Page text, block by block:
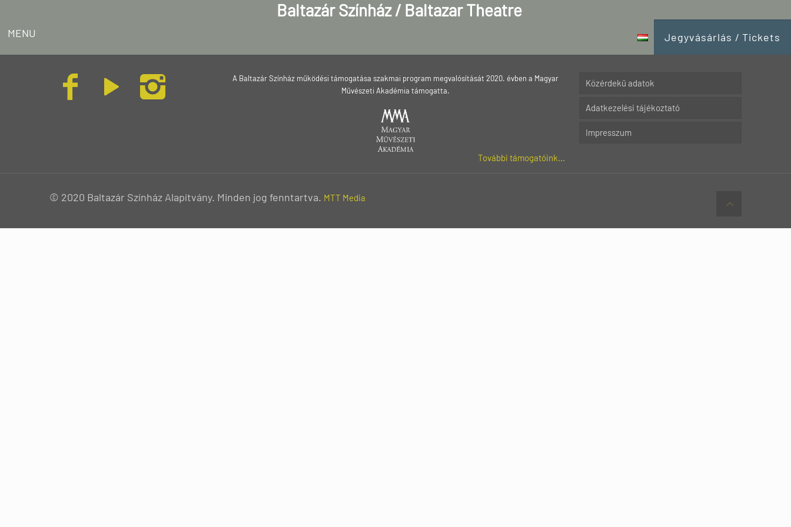
Baltazár Színház / Baltazar Theatre
MENU Jegyvásárlás / Tickets
A Baltazár Színház működési támogatása szakmai program megvalósítását 2020. évben a Magyar
Művészeti Akadémia támogatta.
További támogatóink...
Közérdekű adatok
Adatkezelési tájékoztató
Impresszum
© 2020 Baltazár Színház Alapítvány. Minden jog fenntartva. MTT Media